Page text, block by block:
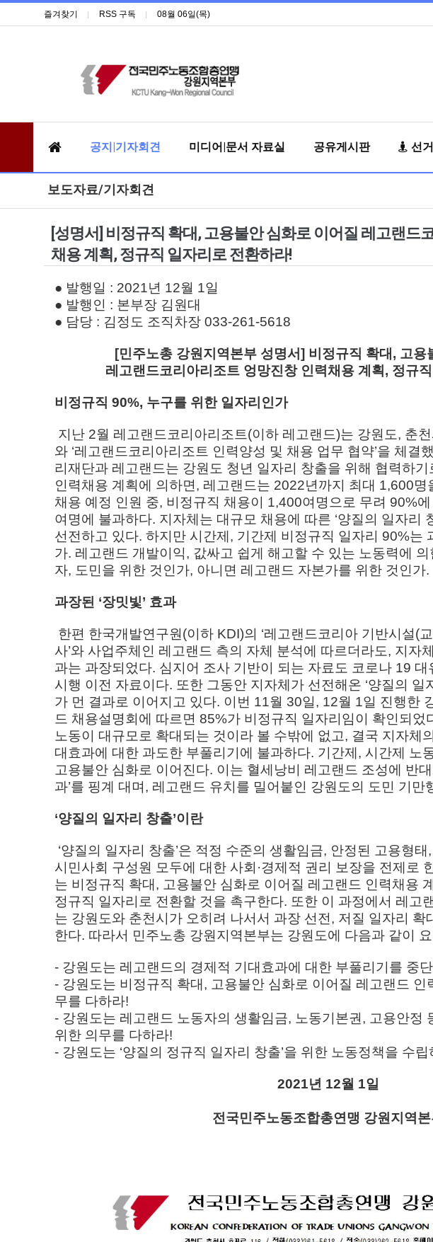
즐겨찾기 RSS 구독 08월 06일(목)
공지|기자회견 미디어|문서 자료실 공유게시판 선
보도자료/기자회견
[성명서] 비정규직 확대, 고용불안 심화로 이어질 레고랜드
채용 계획, 정규직 일자리로 전환하라!
● 발행일 : 2021년 12월 1일
● 발행인 : 본부장 김원대
● 담당 : 김정도 조직차장 033-261-5618
[민주노총 강원지역본부 성명서] 비정규직 확대, 고용
레고랜드코리아리조트 엉망진창 인력채용 계획, 정규
비정규직 90%, 누구를 위한 일자리인가
지난 2월 레고랜드코리아리조트(이하 레고랜드)는 강원도, 춘
와 ‘레고랜드코리아리조트 인력양성 및 채용 업무 협약’을 체결
리재단과 레고랜드는 강원도 청년 일자리 창출을 위해 협력하
인력채용 계획에 의하면, 레고랜드는 2022년까지 최대 1,600
채용 예정 인원 중, 비정규직 채용이 1,400여명으로 무려 90%
여명에 불과하다. 지자체는 대규모 채용에 따른 ‘양질의 일자리
선전하고 있다. 하지만 시간제, 기간제 비정규직 일자리 90%는
가. 레고랜드 개발이익, 값싸고 쉽게 해고할 수 있는 노동력에
자, 도민을 위한 것인가, 아니면 레고랜드 자본가를 위한 것인가.
과장된 ‘장밋빛’ 효과
한편 한국개발연구원(이하 KDI)의 ‘레고랜드코리아 기반시설(
사’와 사업주체인 레고랜드 측의 자체 분석에 따르더라도, 지자
과는 과장되었다. 심지어 조사 기반이 되는 자료도 코로나 19 대
시행 이전 자료이다. 또한 그동안 지자체가 선전해온 ‘양질의 일
가 먼 결과로 이어지고 있다. 이번 11월 30일, 12월 1일 진행한
드 채용설명회에 따르면 85%가 비정규직 일자리임이 확인되었
노동이 대규모로 확대되는 것이라 볼 수밖에 없고, 결국 지자체의
대효과에 대한 과도한 부풀리기에 불과하다. 기간제, 시간제 노
고용불안 심화로 이어진다. 이는 혈세낭비 레고랜드 조성에 반
과’를 핑계 대며, 레고랜드 유치를 밀어붙인 강원도의 도민 기만
‘양질의 일자리 창출’이란
‘양질의 일자리 창출’은 적정 수준의 생활임금, 안정된 고용형
시민사회 구성원 모두에 대한 사회·경제적 권리 보장을 전제로
는 비정규직 확대, 고용불안 심화로 이어질 레고랜드 인력채용
정규직 일자리로 전환할 것을 촉구한다. 또한 이 과정에서 레고
는 강원도와 춘천시가 오히려 나서서 과장 선전, 저질 일자리 확
한다. 따라서 민주노총 강원지역본부는 강원도에 다음과 같이
- 강원도는 레고랜드의 경제적 기대효과에 대한 부풀리기를 중
- 강원도는 비정규직 확대, 고용불안 심화로 이어질 레고랜드 인
무를 다하라!
- 강원도는 레고랜드 노동자의 생활임금, 노동기본권, 고용안정
위한 의무를 다하라!
- 강원도는 ‘양질의 정규직 일자리 창출’을 위한 노동정책을 수립
2021년 12월 1일
전국민주노동조합총연맹 강원지역